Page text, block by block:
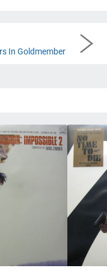
In Goldmember